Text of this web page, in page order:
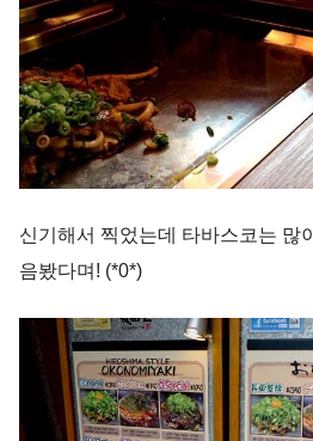
신기해서 찍었는데 타바스코는 많
음봤다며! (*0*)